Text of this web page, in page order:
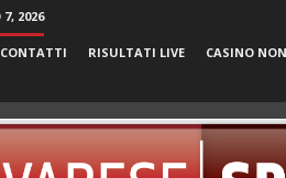
7, 2026
CONTATTI RISULTATI LIVE CASINO